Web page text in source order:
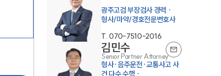
광주고검 부장검사 경력 ·
형사/마약/경호전문변호사
T.070-7510-2016
김민수
Senior Partner Attorney
형사·음주운전·교통사고 사
건 다수 수행 ·